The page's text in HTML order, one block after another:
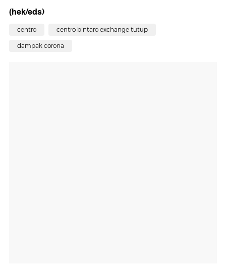
(hek/eds)
centro centro bintaro exchange tutup
dampak corona